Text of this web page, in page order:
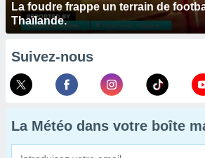
La foudre frappe un terrain de
Thaïlande.
Suivez-nous
La Météo dans votre boîte